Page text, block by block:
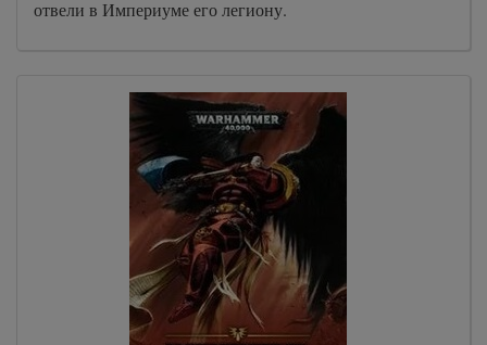
отвели в Империуме его легиону.